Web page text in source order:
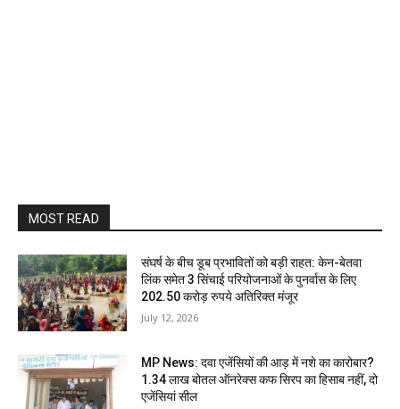
MOST READ
संघर्ष के बीच डूब प्रभावितों को बड़ी राहत: केन-बेतवा
लिंक समेत 3 सिंचाई परियोजनाओं के पुनर्वास के लिए
202.50 करोड़ रुपये अतिरिक्त मंजूर
July 12, 2026
MP News: दवा एजेंसियों की आड़ में नशे का कारोबार?
1.34 लाख बोतल ऑनरेक्स कफ सिरप का हिसाब नहीं, दो
एजेंसियां सील